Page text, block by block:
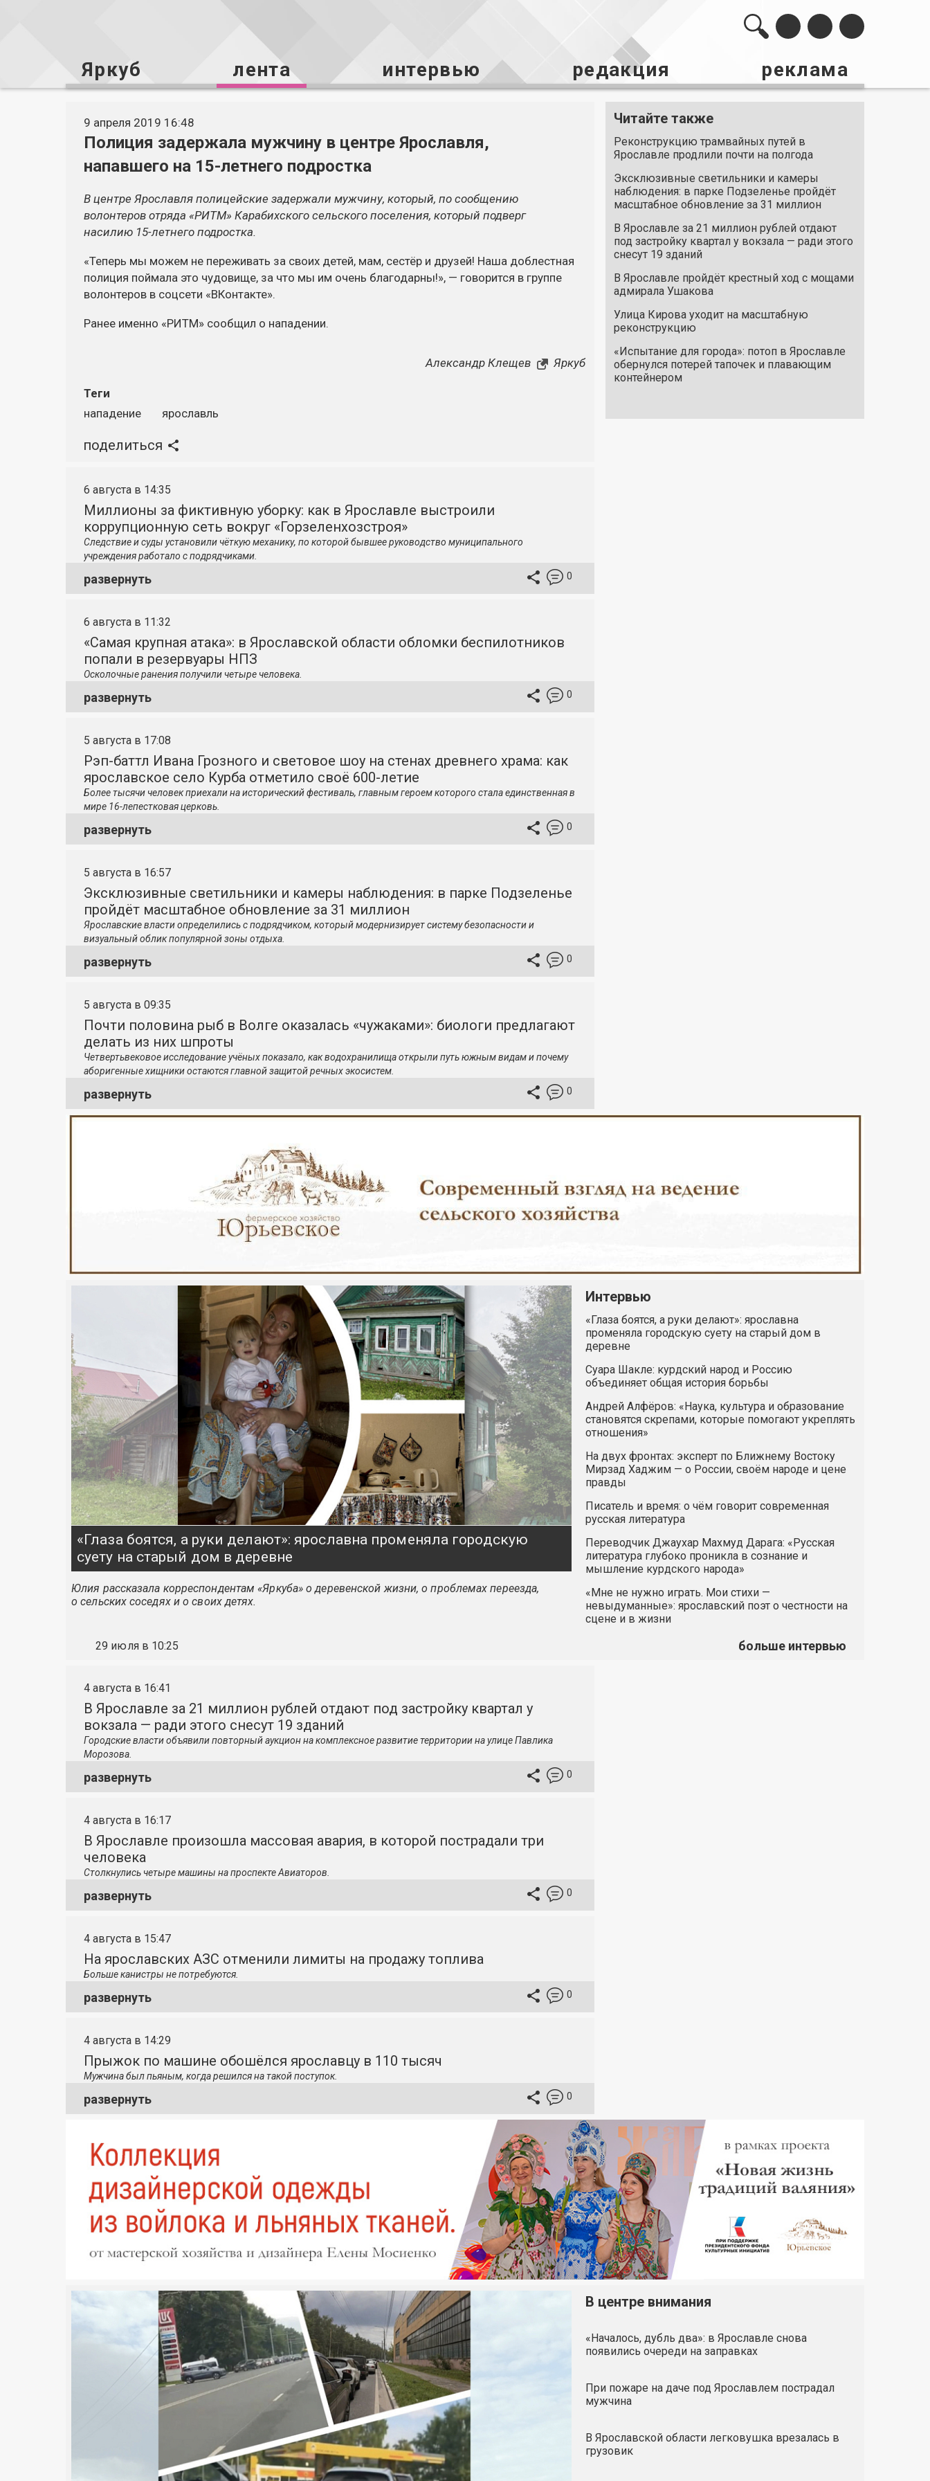
Яркуб лента интервью редакция реклама
9 апреля 2019 16:48
Полиция задержала мужчину в центре Ярославля,
напавшего на 15-летнего подростка
В центре Ярославля полицейские задержали мужчину, который, по сообщению
волонтеров отряда «РИТМ» Карабихского сельского поселения, который подверг
насилию 15-летнего подростка.
«Теперь мы можем не переживать за своих детей, мам, сестёр и друзей! Наша доблестная
полиция поймала это чудовище, за что мы им очень благодарны!», — говорится в группе
волонтеров в соцсети «ВКонтакте».
Ранее именно «РИТМ» сообщил о нападении.
Александр Клещев Яркуб
Теги
нападение
ярославль
поделиться
Читайте также
Реконструкцию трамвайных путей в
Ярославле продлили почти на полгода
Эксклюзивные светильники и камеры
наблюдения: в парке Подзеленье пройдёт
масштабное обновление за 31 миллион
В Ярославле за 21 миллион рублей отдают
под застройку квартал у вокзала — ради этого
снесут 19 зданий
В Ярославле пройдёт крестный ход с мощами
адмирала Ушакова
Улица Кирова уходит на масштабную
реконструкцию
«Испытание для города»: потоп в Ярославле
обернулся потерей тапочек и плавающим
контейнером
6 августа в 14:35
Миллионы за фиктивную уборку: как в Ярославле выстроили
коррупционную сеть вокруг «Горзеленхозстроя»
Следствие и суды установили чёткую механику, по которой бывшее руководство муниципального
учреждения работало с подрядчиками.
развернуть 0
6 августа в 11:32
«Самая крупная атака»: в Ярославской области обломки беспилотников
попали в резервуары НПЗ
Осколочные ранения получили четыре человека.
развернуть 0
5 августа в 17:08
Рэп-баттл Ивана Грозного и световое шоу на стенах древнего храма: как
ярославское село Курба отметило своё 600-летие
Более тысячи человек приехали на исторический фестиваль, главным героем которого стала единственная в
мире 16-лепестковая церковь.
развернуть 0
5 августа в 16:57
Эксклюзивные светильники и камеры наблюдения: в парке Подзеленье
пройдёт масштабное обновление за 31 миллион
Ярославские власти определились с подрядчиком, который модернизирует систему безопасности и
визуальный облик популярной зоны отдыха.
развернуть 0
5 августа в 09:35
Почти половина рыб в Волге оказалась «чужаками»: биологи предлагают
делать из них шпроты
Четвертьвековое исследование учёных показало, как водохранилища открыли путь южным видам и почему
аборигенные хищники остаются главной защитой речных экосистем.
развернуть 0
«Глаза боятся, а руки делают»: ярославна променяла городскую
суету на старый дом в деревне
Юлия рассказала корреспондентам «Яркуба» о деревенской жизни, о проблемах переезда,
о сельских соседях и о своих детях.
29 июля в 10:25
Интервью
«Глаза боятся, а руки делают»: ярославна
променяла городскую суету на старый дом в
деревне
Суара Шакле: курдский народ и Россию
объединяет общая история борьбы
Андрей Алфёров: «Наука, культура и образование
становятся скрепами, которые помогают укреплять
отношения»
На двух фронтах: эксперт по Ближнему Востоку
Мирзад Хаджим — о России, своём народе и цене
правды
Писатель и время: о чём говорит современная
русская литература
Переводчик Джаухар Махмуд Дарага: «Русская
литература глубоко проникла в сознание и
мышление курдского народа»
«Мне не нужно играть. Мои стихи —
невыдуманные»: ярославский поэт о честности на
сцене и в жизни
больше интервью
4 августа в 16:41
В Ярославле за 21 миллион рублей отдают под застройку квартал у
вокзала — ради этого снесут 19 зданий
Городские власти объявили повторный аукцион на комплексное развитие территории на улице Павлика
Морозова.
развернуть 0
4 августа в 16:17
В Ярославле произошла массовая авария, в которой пострадали три
человека
Столкнулись четыре машины на проспекте Авиаторов.
развернуть 0
4 августа в 15:47
На ярославских АЗС отменили лимиты на продажу топлива
Больше канистры не потребуются.
развернуть 0
4 августа в 14:29
Прыжок по машине обошёлся ярославцу в 110 тысяч
Мужчина был пьяным, когда решился на такой поступок.
развернуть 0
В центре внимания
«Началось, дубль два»: в Ярославле снова
появились очереди на заправках
При пожаре на даче под Ярославлем пострадал
мужчина
В Ярославской области легковушка врезалась в
грузовик